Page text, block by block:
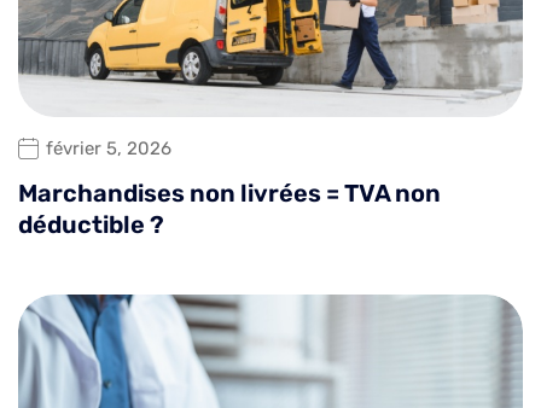
février 5, 2026
Marchandises non livrées = TVA non
déductible ?